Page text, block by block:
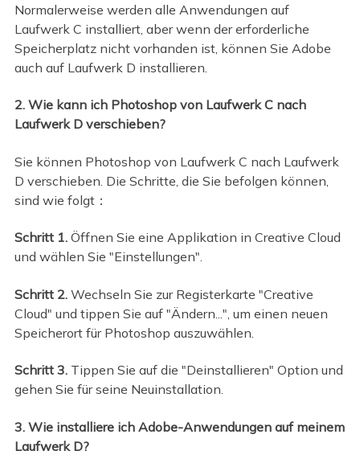
Normalerweise werden alle Anwendungen auf
Laufwerk C installiert, aber wenn der erforderliche
Speicherplatz nicht vorhanden ist, können Sie Adobe
auch auf Laufwerk D installieren.
2. Wie kann ich Photoshop von Laufwerk C nach
Laufwerk D verschieben?
Sie können Photoshop von Laufwerk C nach Laufwerk
D verschieben. Die Schritte, die Sie befolgen können,
sind wie folgt：
Schritt 1. Öffnen Sie eine Applikation in Creative Cloud
und wählen Sie "Einstellungen".
Schritt 2.Wechseln Sie zur Registerkarte "Creative
Cloud" und tippen Sie auf "Ändern...", um einen neuen
Speicherort für Photoshop auszuwählen.
Schritt 3. Tippen Sie auf die "Deinstallieren" Option und
gehen Sie für seine Neuinstallation.
3. Wie installiere ich Adobe-Anwendungen auf meinem
Laufwerk D?